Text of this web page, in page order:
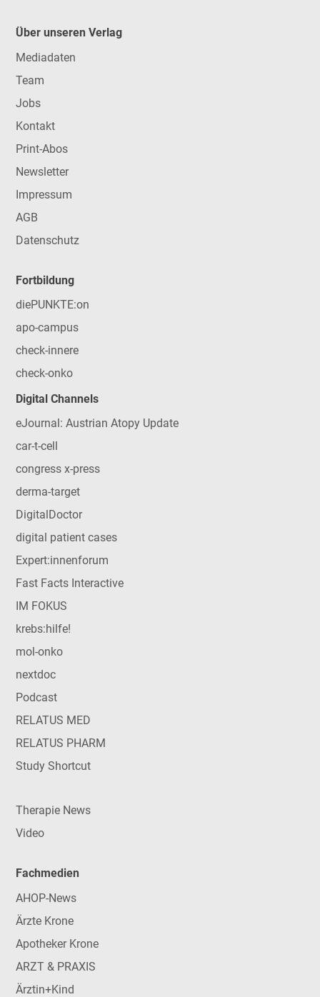
Über unseren Verlag
Mediadaten
Team
Jobs
Kontakt
Print-Abos
Newsletter
Impressum
AGB
Datenschutz
Fortbildung
diePUNKTE:on
apo-campus
check-innere
check-onko
Digital Channels
eJournal: Austrian Atopy Update
car-t-cell
congress x-press
derma-target
DigitalDoctor
digital patient cases
Expert:innenforum
Fast Facts Interactive
IM FOKUS
krebs:hilfe!
mol-onko
nextdoc
Podcast
RELATUS MED
RELATUS PHARM
Study Shortcut
Therapie News
Video
Fachmedien
AHOP-News
Ärzte Krone
Apotheker Krone
ARZT & PRAXIS
Ärztin+Kind